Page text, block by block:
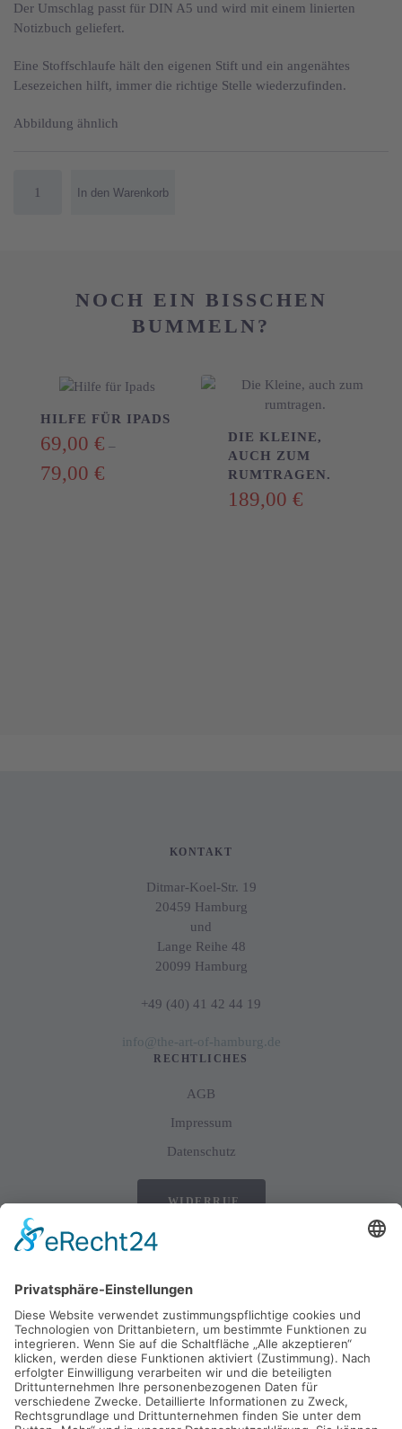
Der Umschlag passt für DIN A5 und wird mit einem linierten
Notizbuch geliefert.
Eine Stoffschlaufe hält den eigenen Stift und ein angenähtes
Lesezeichen hilft, immer die richtige Stelle wiederzufinden.
Abbildung ähnlich
keinen
In den Warenkorb
NOCH EIN BISSCHEN B
UMMELN?
HILFE FÜR IPADS
69,00 € –
79,00 €
DIE KLEINE,
AUCH ZUM
RUMTRAGEN.
189,00 €
KONTAKT
Ditmar-Koel-Str. 19
20459 Hamburg
und
Lange Reihe 48
20099 Hamburg
+49 (40) 41 42 44 19
info@the-art-of-hamburg.de
RECHTLICHES
AGB
Impressum
Datenschutz
WIDERRUF
Service:
service@the-art-of-hamburg.de
Presse- und Kooperationsanfragen bitte an Sabine Tönnissen:
st@the-art-of-hamburg.de